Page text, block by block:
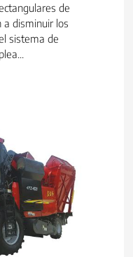
de
a disminuir los
sistema de